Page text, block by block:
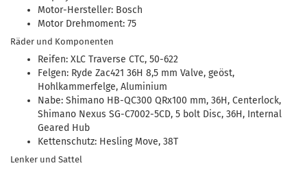
Motor-Hersteller: Bosch
Motor Drehmoment: 75
Räder und Komponenten
Reifen: XLC Traverse CTC, 50-622
Felgen: Ryde Zac421 36H 8,5 mm Valve, geöst,
Hohlkammerfelge, Aluminium
Nabe: Shimano HB-QC300 QRx100 mm, 36H, Centerlock,
Shimano Nexus SG-C7002-5CD, 5 bolt Disc, 36H, Internal
Geared Hub
Kettenschutz: Hesling Move, 38T
Lenker und Sattel